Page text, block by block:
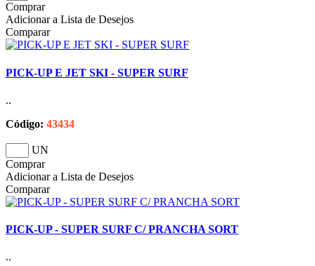
Comprar
Adicionar a Lista de Desejos
Comparar
PICK-UP E JET SKI - SUPER SURF
..
Código: 43434
UN
Comprar
Adicionar a Lista de Desejos
Comparar
PICK-UP - SUPER SURF C/ PRANCHA SORT
..